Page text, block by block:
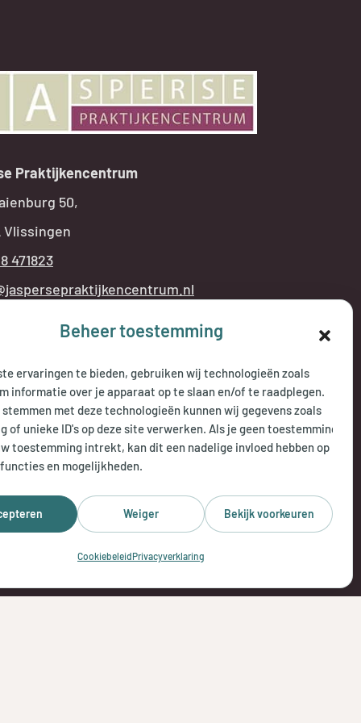
Beheer toestemming
ervaringen te bieden, gebruiken wij technologieën zoals
informatie over je apparaat op te slaan en/of te raadplegen.
met deze technologieën kunnen wij gegevens zoals
of unieke ID's op deze site verwerken. Als je geen toestemming
toestemming intrekt, kan dit een nadelige invloed hebben op
en mogelijkheden.
Weiger Bekijk voorkeuren
CookiebeleidPrivacyverklaring
Praktijkencentrum
50,
Vlissingen
471823
8.00 uur tot 18.00 uur
tot 17.00 uur
bereikbaar: